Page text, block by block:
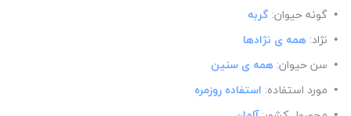
گونه حیوان: گربه
نژاد: همه ی نژادها
سن حیوان: همه ی سنین
مورد استفاده: استفاده روزمره